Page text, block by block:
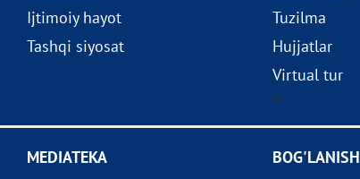
Ijtimoiy hayot
Tashqi siyosat
Tuzilma
Hujjatlar
Virtual tur
?>
MEDIATEKA BOG'LANISH